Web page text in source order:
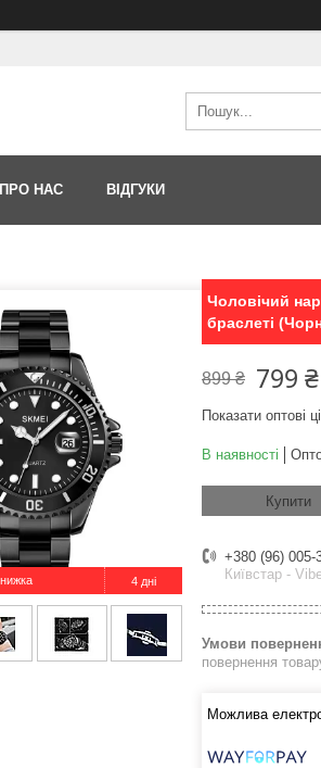
ПРО НАС ВІДГУКИ
4 дні
Чоловічий
браслеті
899 ₴ 799 ₴
Показати оптові
В наявності
Купити
+380 (96) 005-
Київстар -
повернення